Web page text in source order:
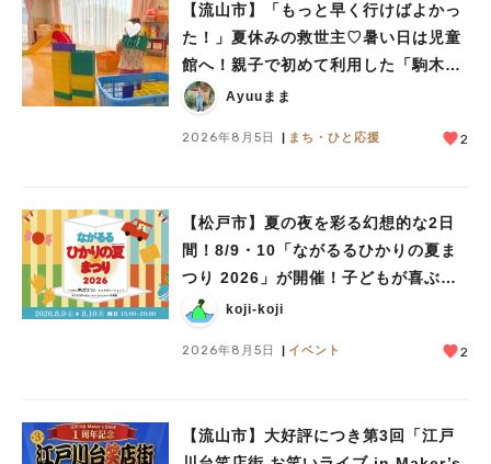
【流山市】「もっと早く行けばよかっ
た！」夏休みの救世主♡暑い日は児童
館へ！親子で初めて利用した「駒木台
児童館」レポート
Ayuuまま
2026年8月5日 まち・ひと応援 2
【松戸市】夏の夜を彩る幻想的な2日
間！8/9・10「ながるるひかりの夏ま
つり 2026」が開催！子どもが喜ぶワ
ークショップや限定ヒーローショーも
koji-koji
2026年8月5日 イベント 2
【流山市】大好評につき第3回「江戸